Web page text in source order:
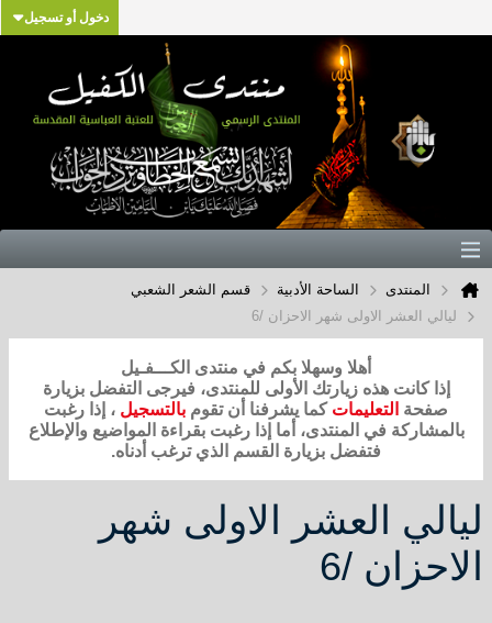
دخول أو تسجيل
المنتدى الساحة الأدبية
قسم الشعر الشعبي
ليالي العشر الاولى شهر الاحزان /6
أهلا وسهلا بكم في منتدى الكـــفـيل
إذا كانت هذه زيارتك الأولى للمنتدى، فيرجى التفضل بزيارة
صفحة التعليمات كما يشرفنا أن تقوم بالتسجيل ، إذا رغبت
بالمشاركة في المنتدى، أما إذا رغبت بقراءة المواضيع والإطلاع
فتفضل بزيارة القسم الذي ترغب أدناه.
ليالي العشر الاولى شهر
الاحزان /6